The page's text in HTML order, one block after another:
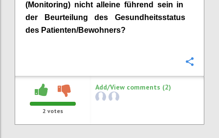
(Monitoring) nichtalleineführend sein in
der Beurteilung des Gesundheitsstatus
des Patienten/Bewohners?
2 votes
Add/View comments (2)